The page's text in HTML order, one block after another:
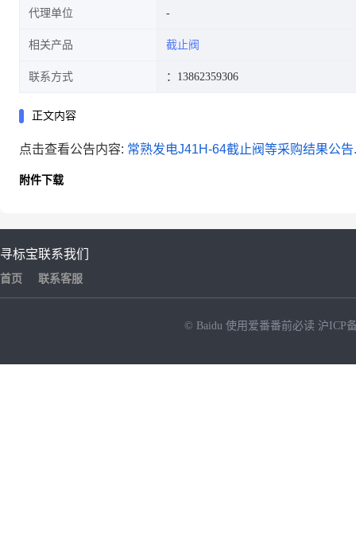
代理单位
相关产品 截止阀
联系方式 ：13862359306
正文内容
点击查看公告内容: 常熟发电J41H-64截止阀等采购结果公告
附件下载
寻标宝
首页
联系我们
联系客服
© Baidu 使用爱番番前必读 沪ICP